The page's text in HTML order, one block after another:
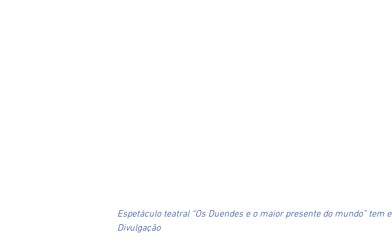
Espetáculo teatral “Os Duendes e o maior presente do mundo” tem
Divulgação